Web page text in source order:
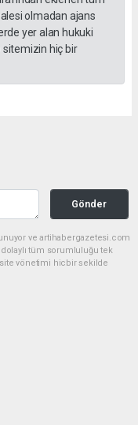
olmadan ajans
yer alan hukuki
hiç bir
Gönder
ve artihabergazetesi.com
tüm sorumluluğu tek
site yönetimi hiçbir şekilde